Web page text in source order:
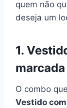
quem não
deseja um
1.
marcada
O combo
Vestido